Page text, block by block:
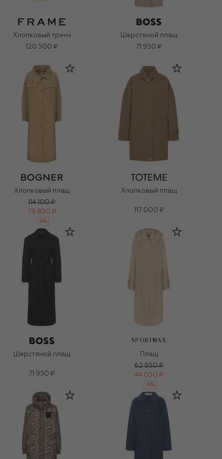
Хлопковый тренч
120 500 ₽
Шерстяной плащ
71 950 ₽
Хлопковый плащ
114 100 ₽
79 850 ₽
-30%
Хлопковый плащ
117 000 ₽
Шерстяной плащ
71 950 ₽
SPORTMAX
Плащ
62 950 ₽
44 050 ₽
-30%